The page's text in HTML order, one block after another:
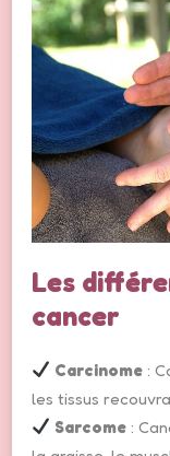
Les
cancer
Carcinome :
les tissus
Sarcome :